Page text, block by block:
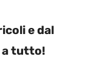
e dal
a tutto!